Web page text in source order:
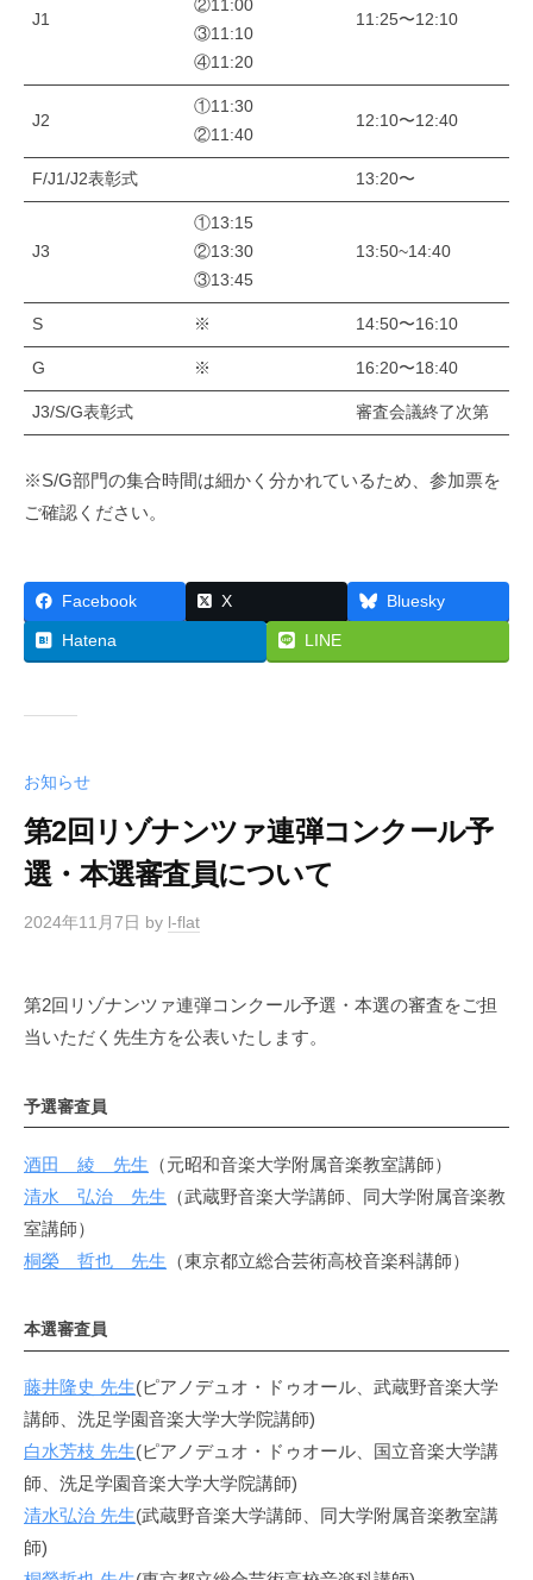
J1
②11:00
③11:10
④11:20
11:25〜12:10
J2
①11:30
②11:40
12:10〜12:40
F/J1/J2表彰式 13:20〜
J3
①13:15
②13:30
③13:45
13:50~14:40
S ※ 14:50〜16:10
G ※ 16:20〜18:40
J3/S/G表彰式 審査会議終了次第
※S/G部門の集合時間は細かく分かれているため、参加票を
ご確認ください。
Facebook X Bluesky
Hatena LINE
お知らせ
第2回リゾナンツァ連弾コンクール予
選・本選審査員について
2024年11月7日 by l-flat
第2回リゾナンツァ連弾コンクール予選・本選の審査をご担
当いただく先生方を公表いたします。
予選審査員
酒田 綾 先生 （元昭和音楽大学附属音楽教室講師）
清水 弘治 先生 （武蔵野音楽大学講師、同大学附属音楽教
室講師）
桐榮 哲也 先生 （東京都立総合芸術高校音楽科講師）
本選審査員
藤井隆史 先生(ピアノデュオ・ドゥオール、武蔵野音楽大学
講師、洗足学園音楽大学大学院講師)
白水芳枝 先生(ピアノデュオ・ドゥオール、国立音楽大学講
師、洗足学園音楽大学大学院講師)
清水弘治 先生(武蔵野音楽大学講師、同大学附属音楽教室講
師)